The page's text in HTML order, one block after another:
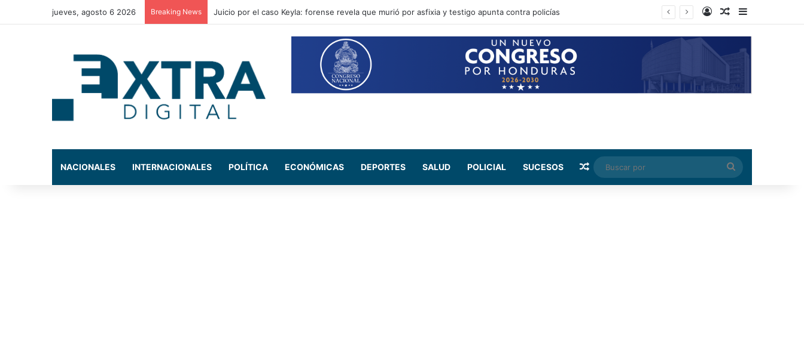
jueves, agosto 6 2026 Breaking News Conductor muere en instalaciones de la DNVT tras accidente de tránsito Log InRandom Article
Sidebar
NACIONALES INTERNACIONALES POLÍTICA ECONÓMICAS DEPORTES SALUD POLICIAL SUCESOS Random Article
Buscar
por